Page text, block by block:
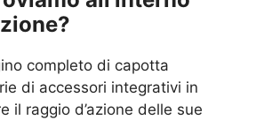
completo di capotta
di accessori integrativi in
il raggio d’azione delle sue